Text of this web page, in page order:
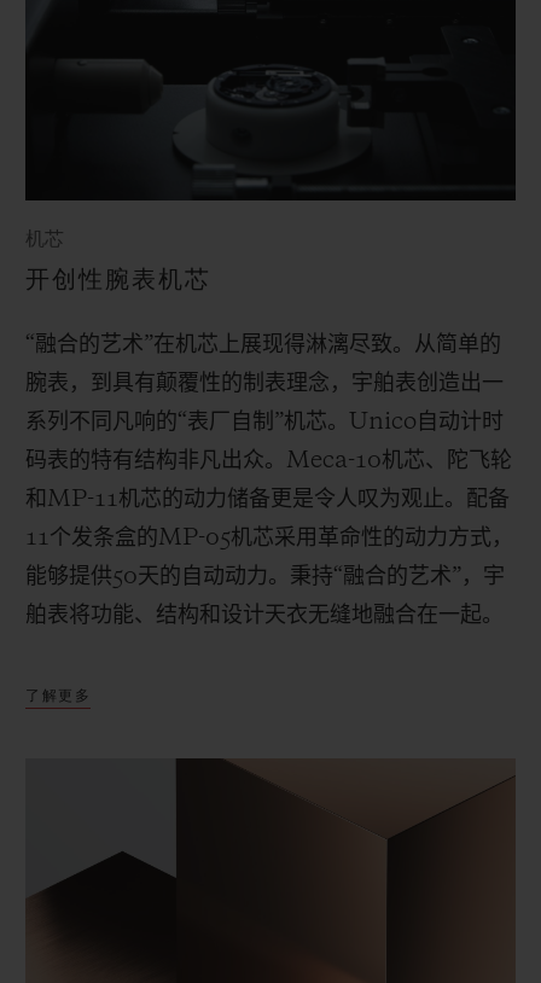
机芯
开创性腕表机芯
“融合的艺术”在机芯上展现得淋漓尽致。从简单的
腕表，到具有颠覆性的制表理念，宇舶表创造出一
系列不同凡响的“表厂自制”机芯。 Unico 自动计时
码表的特有结构非凡出众。 Meca-10机芯、陀飞轮
和 MP-11机芯的动力储备更是令人叹为观止。配备
11个发条盒的MP-05机芯采用革命性的动力方式，
能够提供50天的自动动力。秉持“融合的艺术”，宇
舶表将功能、结构和设计天衣无缝地融合在一起。
了解更多